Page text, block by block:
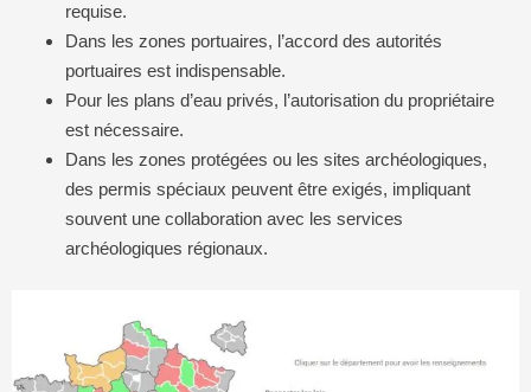
requise.
Dans les zones portuaires, l’accord des autorités
portuaires est indispensable.
Pour les plans d’eau privés, l’autorisation du propriétaire
est nécessaire.
Dans les zones protégées ou les sites archéologiques,
des permis spéciaux peuvent être exigés, impliquant
souvent une collaboration avec les services
archéologiques régionaux.